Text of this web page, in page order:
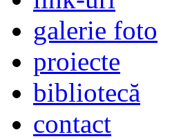
galerie foto
proiecte
bibliotecă
contact